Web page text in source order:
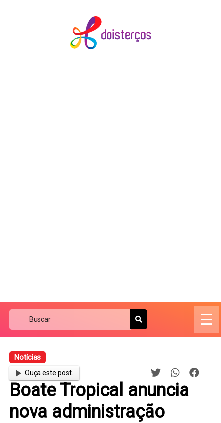
☰
Notícias
Ouça este post.
Boate Tropical anuncia
nova administração